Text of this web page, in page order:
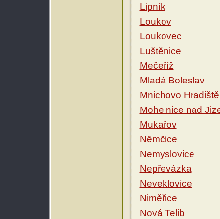
Lipník
Loukov
Loukovec
Luštěnice
Mečeříž
Mladá Boleslav
Mnichovo Hradiště
Mohelnice nad
Mukařov
Němčice
Nemyslovice
Nepřevázka
Neveklovice
Niměřice
Nová Telib